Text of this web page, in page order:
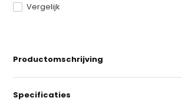
Vergelijk
Productomschrijving
Specificaties